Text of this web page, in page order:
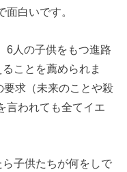
白いです。
6人の子供をもつ進路
ことを薦められま
要求（未来のことや殺
言われても全てイエ
子供たちが何をしで